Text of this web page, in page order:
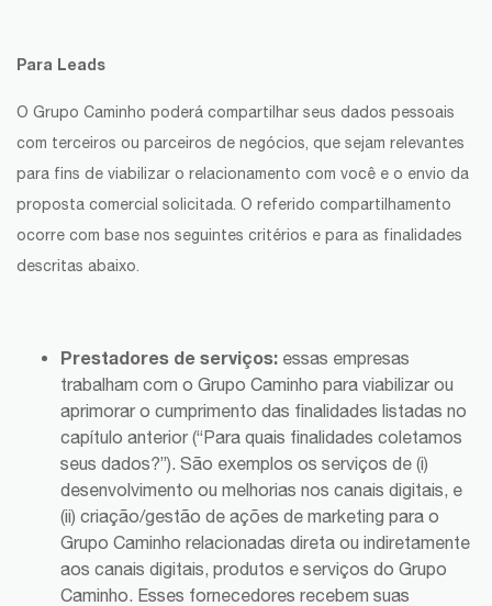
Para Leads
O Grupo Caminho poderá compartilhar seus dados pessoais
com terceiros ou parceiros de negócios, que sejam relevantes
para fins de viabilizar o relacionamento com você e o envio da
proposta comercial solicitada. O referido compartilhamento
ocorre com base nos seguintes critérios e para as finalidades
descritas abaixo.
Prestadores de serviços: essas empresas
trabalham com o Grupo Caminho para viabilizar ou
aprimorar o cumprimento das finalidades listadas no
capítulo anterior (“Para quais finalidades coletamos
seus dados?”). São exemplos os serviços de (i)
desenvolvimento ou melhorias nos canais digitais, e
(ii) criação/gestão de ações de marketing para o
Grupo Caminho relacionadas direta ou indiretamente
aos canais digitais, produtos e serviços do Grupo
Caminho. Esses fornecedores recebem suas